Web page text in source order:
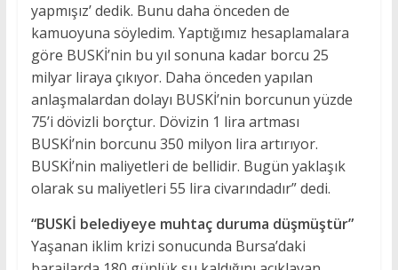
yapmışız’ dedik. Bunu daha önceden de
kamuoyuna söyledim. Yaptığımız hesaplamalara
göre BUSKİ’nin bu yıl sonuna kadar borcu 25
milyar liraya çıkıyor. Daha önceden yapılan
anlaşmalardan dolayı BUSKİ’nin borcunun yüzde
75’i dövizli borçtur. Dövizin 1 lira artması
BUSKİ’nin borcunu 350 milyon lira artırıyor.
BUSKİ’nin maliyetleri de bellidir. Bugün yaklaşık
olarak su maliyetleri 55 lira civarındadır” dedi.
“BUSKİ belediyeye muhtaç duruma düşmüştür”
Yaşanan iklim krizi sonucunda Bursa’daki